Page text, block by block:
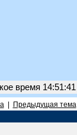
время 14:51:41
|
Предыдущая тема